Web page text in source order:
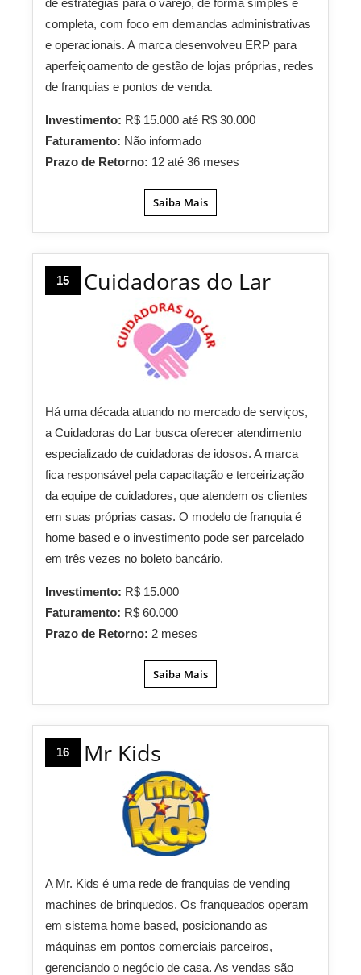
de estratégias para o varejo, de forma simples e
completa, com foco em demandas administrativas
e operacionais. A marca desenvolveu ERP para
aperfeiçoamento de gestão de lojas próprias, redes
de franquias e pontos de venda.
Investimento: R$ 15.000 até R$ 30.000
Faturamento: Não informado
Prazo de Retorno: 12 até 36 meses
Saiba Mais
15 Cuidadoras do Lar
Há uma década atuando no mercado de serviços,
a Cuidadoras do Lar busca oferecer atendimento
especializado de cuidadoras de idosos. A marca
fica responsável pela capacitação e terceirização
da equipe de cuidadores, que atendem os clientes
em suas próprias casas. O modelo de franquia é
home based e o investimento pode ser parcelado
em três vezes no boleto bancário.
Investimento: R$ 15.000
Faturamento: R$ 60.000
Prazo de Retorno: 2 meses
Saiba Mais
16 Mr Kids
A Mr. Kids é uma rede de franquias de vending
machines de brinquedos. Os franqueados operam
em sistema home based, posicionando as
máquinas em pontos comerciais parceiros,
gerenciando o negócio de casa. As vendas são